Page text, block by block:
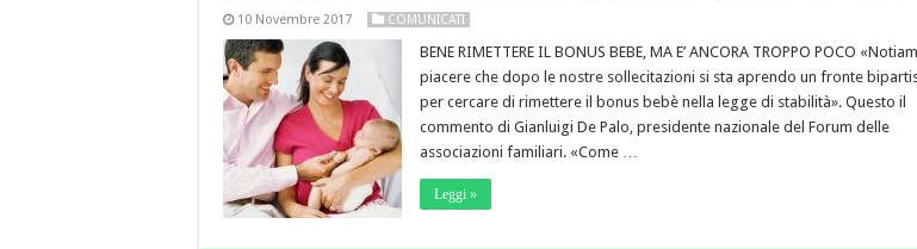
10 Novembre 2017 COMUNICATI
BENE RIMETTERE IL BONUS BEBE, MA E’ ANCORA TROPPO POCO
piacere che dopo le nostre sollecitazioni si sta aprendo un fronte
per cercare di rimettere il bonus bebè nella legge di stabilità». Questo il
commento di Gianluigi De Palo, presidente nazionale del Forum delle
associazioni familiari. «Come …
Leggi »